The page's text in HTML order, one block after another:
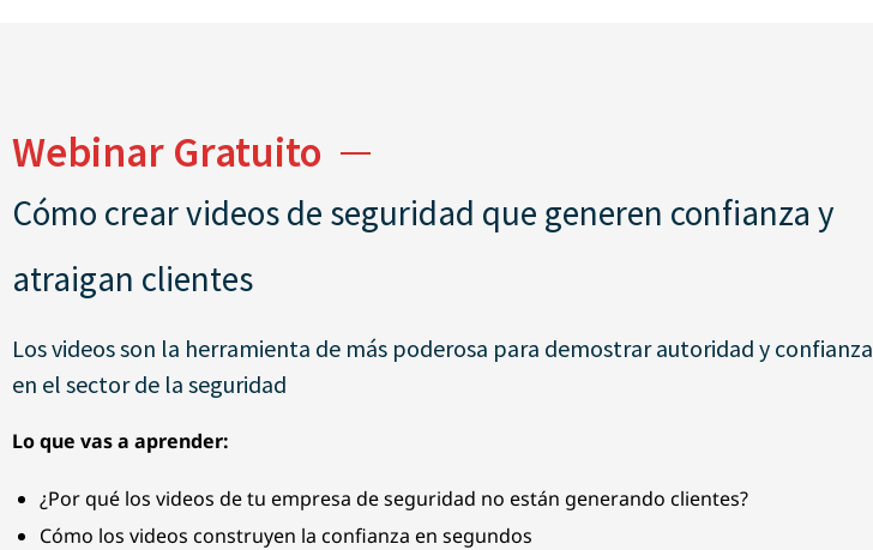
Webinar Gratuito
Cómo crear videos de seguridad que generen confianza y
atraigan clientes
Los videos son la herramienta de más poderosa para demostrar autoridad y confianza
en el sector de la seguridad
Lo que vas a aprender:
¿Por qué los videos de tu empresa de seguridad no están generando clientes?
Cómo los videos construyen la confianza en segundos